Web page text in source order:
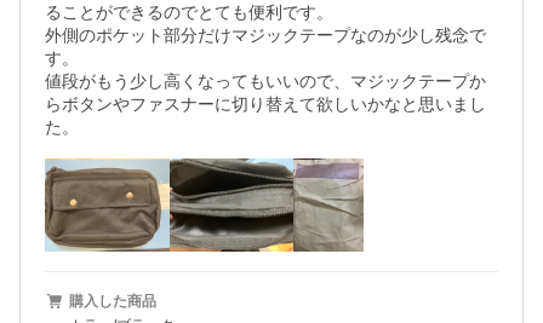
ることができるのでとても便利です。
外側のポケット部分だけマジックテープなのが少し残念で
す。
値段がもう少し高くなってもいいので、マジックテープか
らボタンやファスナーに切り替えて欲しいかなと思いまし
た。
購入した商品